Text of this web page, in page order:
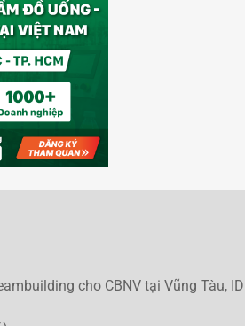
cho CBNV tại Vũng Tàu,